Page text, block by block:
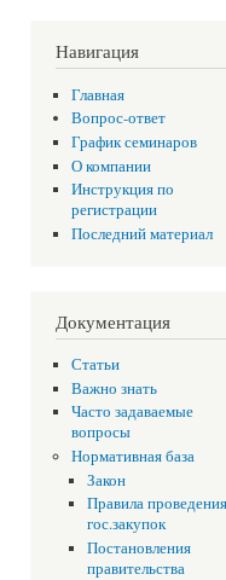
Навигация
Главная
Вопрос-ответ
График семинаров
О компании
Инструкция по
регистрации
Последний материал
Документация
Статьи
Важно знать
Часто задаваемые
вопросы
Нормативная база
Закон
Правила проведения
гос.закупок
Постановления
правительства